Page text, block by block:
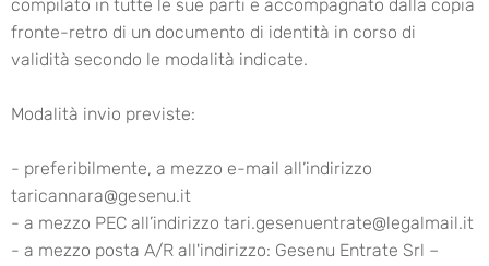
compilato in tutte le sue parti e accompagnato dalla copia
fronte-retro di un documento di identità in corso di
validità secondo le modalità indicate.
Modalità invio previste:
- preferibilmente, a mezzo e-mail all’indirizzo
taricannara@gesenu.it
- a mezzo PEC all’indirizzo tari.gesenuentrate@legalmail.it
- a mezzo posta A/R all'indirizzo: Gesenu Entrate Srl –